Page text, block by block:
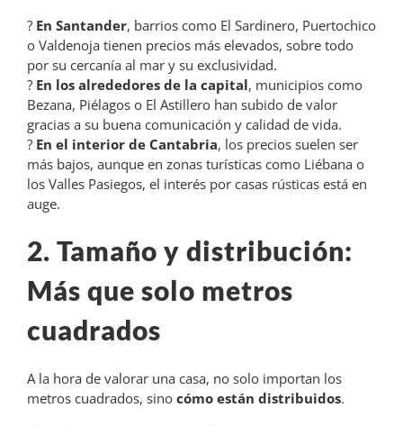
? En Santander, barrios como El Sardinero, Puertochico
o Valdenoja tienen precios más elevados, sobre todo
por su cercanía al mar y su exclusividad.
? En los alrededores de la capital, municipios como
Bezana, Piélagos o El Astillero han subido de valor
gracias a su buena comunicación y calidad de vida.
? En el interior de Cantabria, los precios suelen ser
más bajos, aunque en zonas turísticas como Liébana o
los Valles Pasiegos, el interés por casas rústicas está en
auge.
2. Tamaño y distribución:
Más que solo metros
cuadrados
A la hora de valorar una casa, no solo importan los
metros cuadrados, sino cómo están distribuidos.